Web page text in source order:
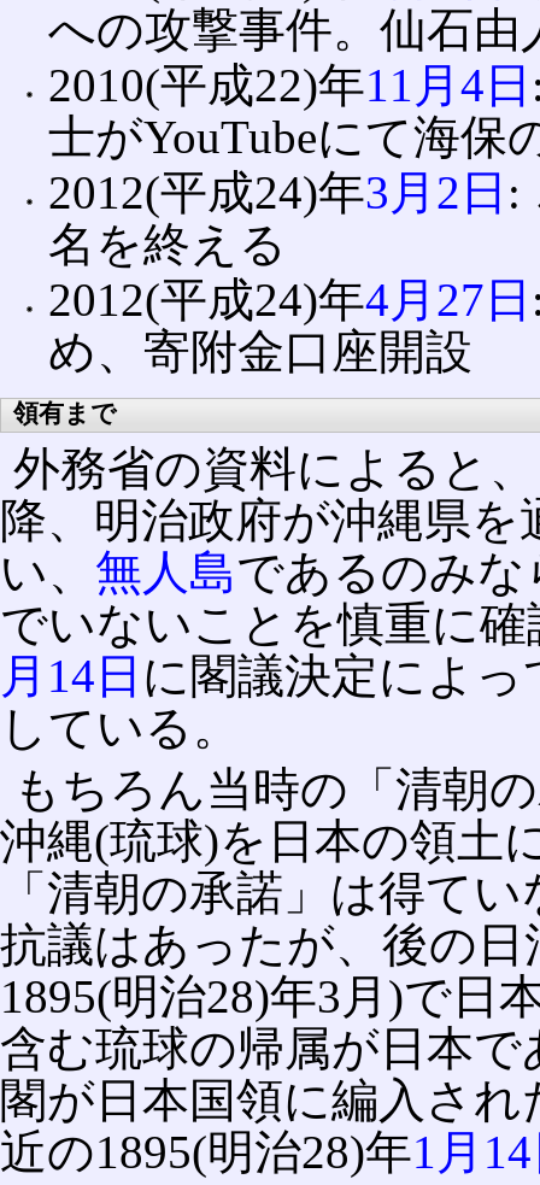
への攻撃事件。仙石
2010(平成22)年11月4日
士がYouTubeにて海保
2012(平成24)年3月2日 :
名を終える
2012(平成24)年4月27日
め、寄附金口座開設
領有まで
外務省の資料によると
降、明治政府が沖縄県
い、 無人島であるのみ
でいないことを慎重に
月14日 に閣議決定によ
している。
もちろん当時の「清朝
沖縄(琉球)を日本の領土
「清朝の承諾」は得て
抗議はあったが、後の日
1895(明治28)年3月)で日
含む琉球の帰属が日本
閣が日本国領に編入さ
近の1895(明治28)年1月